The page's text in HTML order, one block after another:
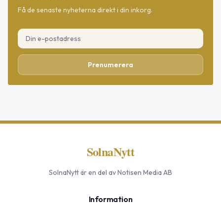
Få de senaste nyheterna direkt i din inkorg.
Prenumerera
SolnaNytt
SolnaNyttär en del av Notisen Media AB
Information